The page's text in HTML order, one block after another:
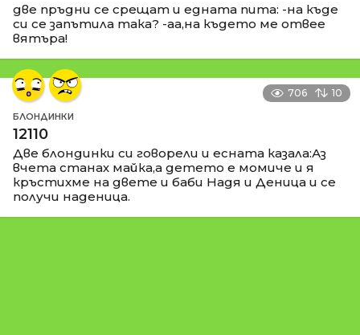
две пръдни се срещат и едната пита: -на къде
си се запътила така? -аа,на където ме отвее
вятъра!
706 10
БЛОНДИНКИ
12110
Две блондинки си говорели и есната казала:Аз
вчета станах майка,а детето е момиче и я
кръстихме на двете и баби Надя и Деница и се
получи наденица.